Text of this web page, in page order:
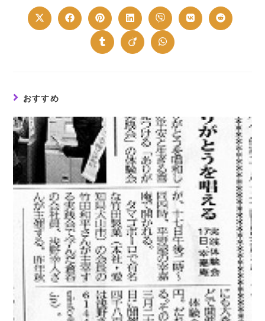
CONTENT
Opens
in
Opens
in
window
Opens
in
a
new
window
Opens
in
a
new
window
Opens
in
a
new
window
Opens
in
Opens
in
Opens
in
Opens
in
Opens
in
おすすめ